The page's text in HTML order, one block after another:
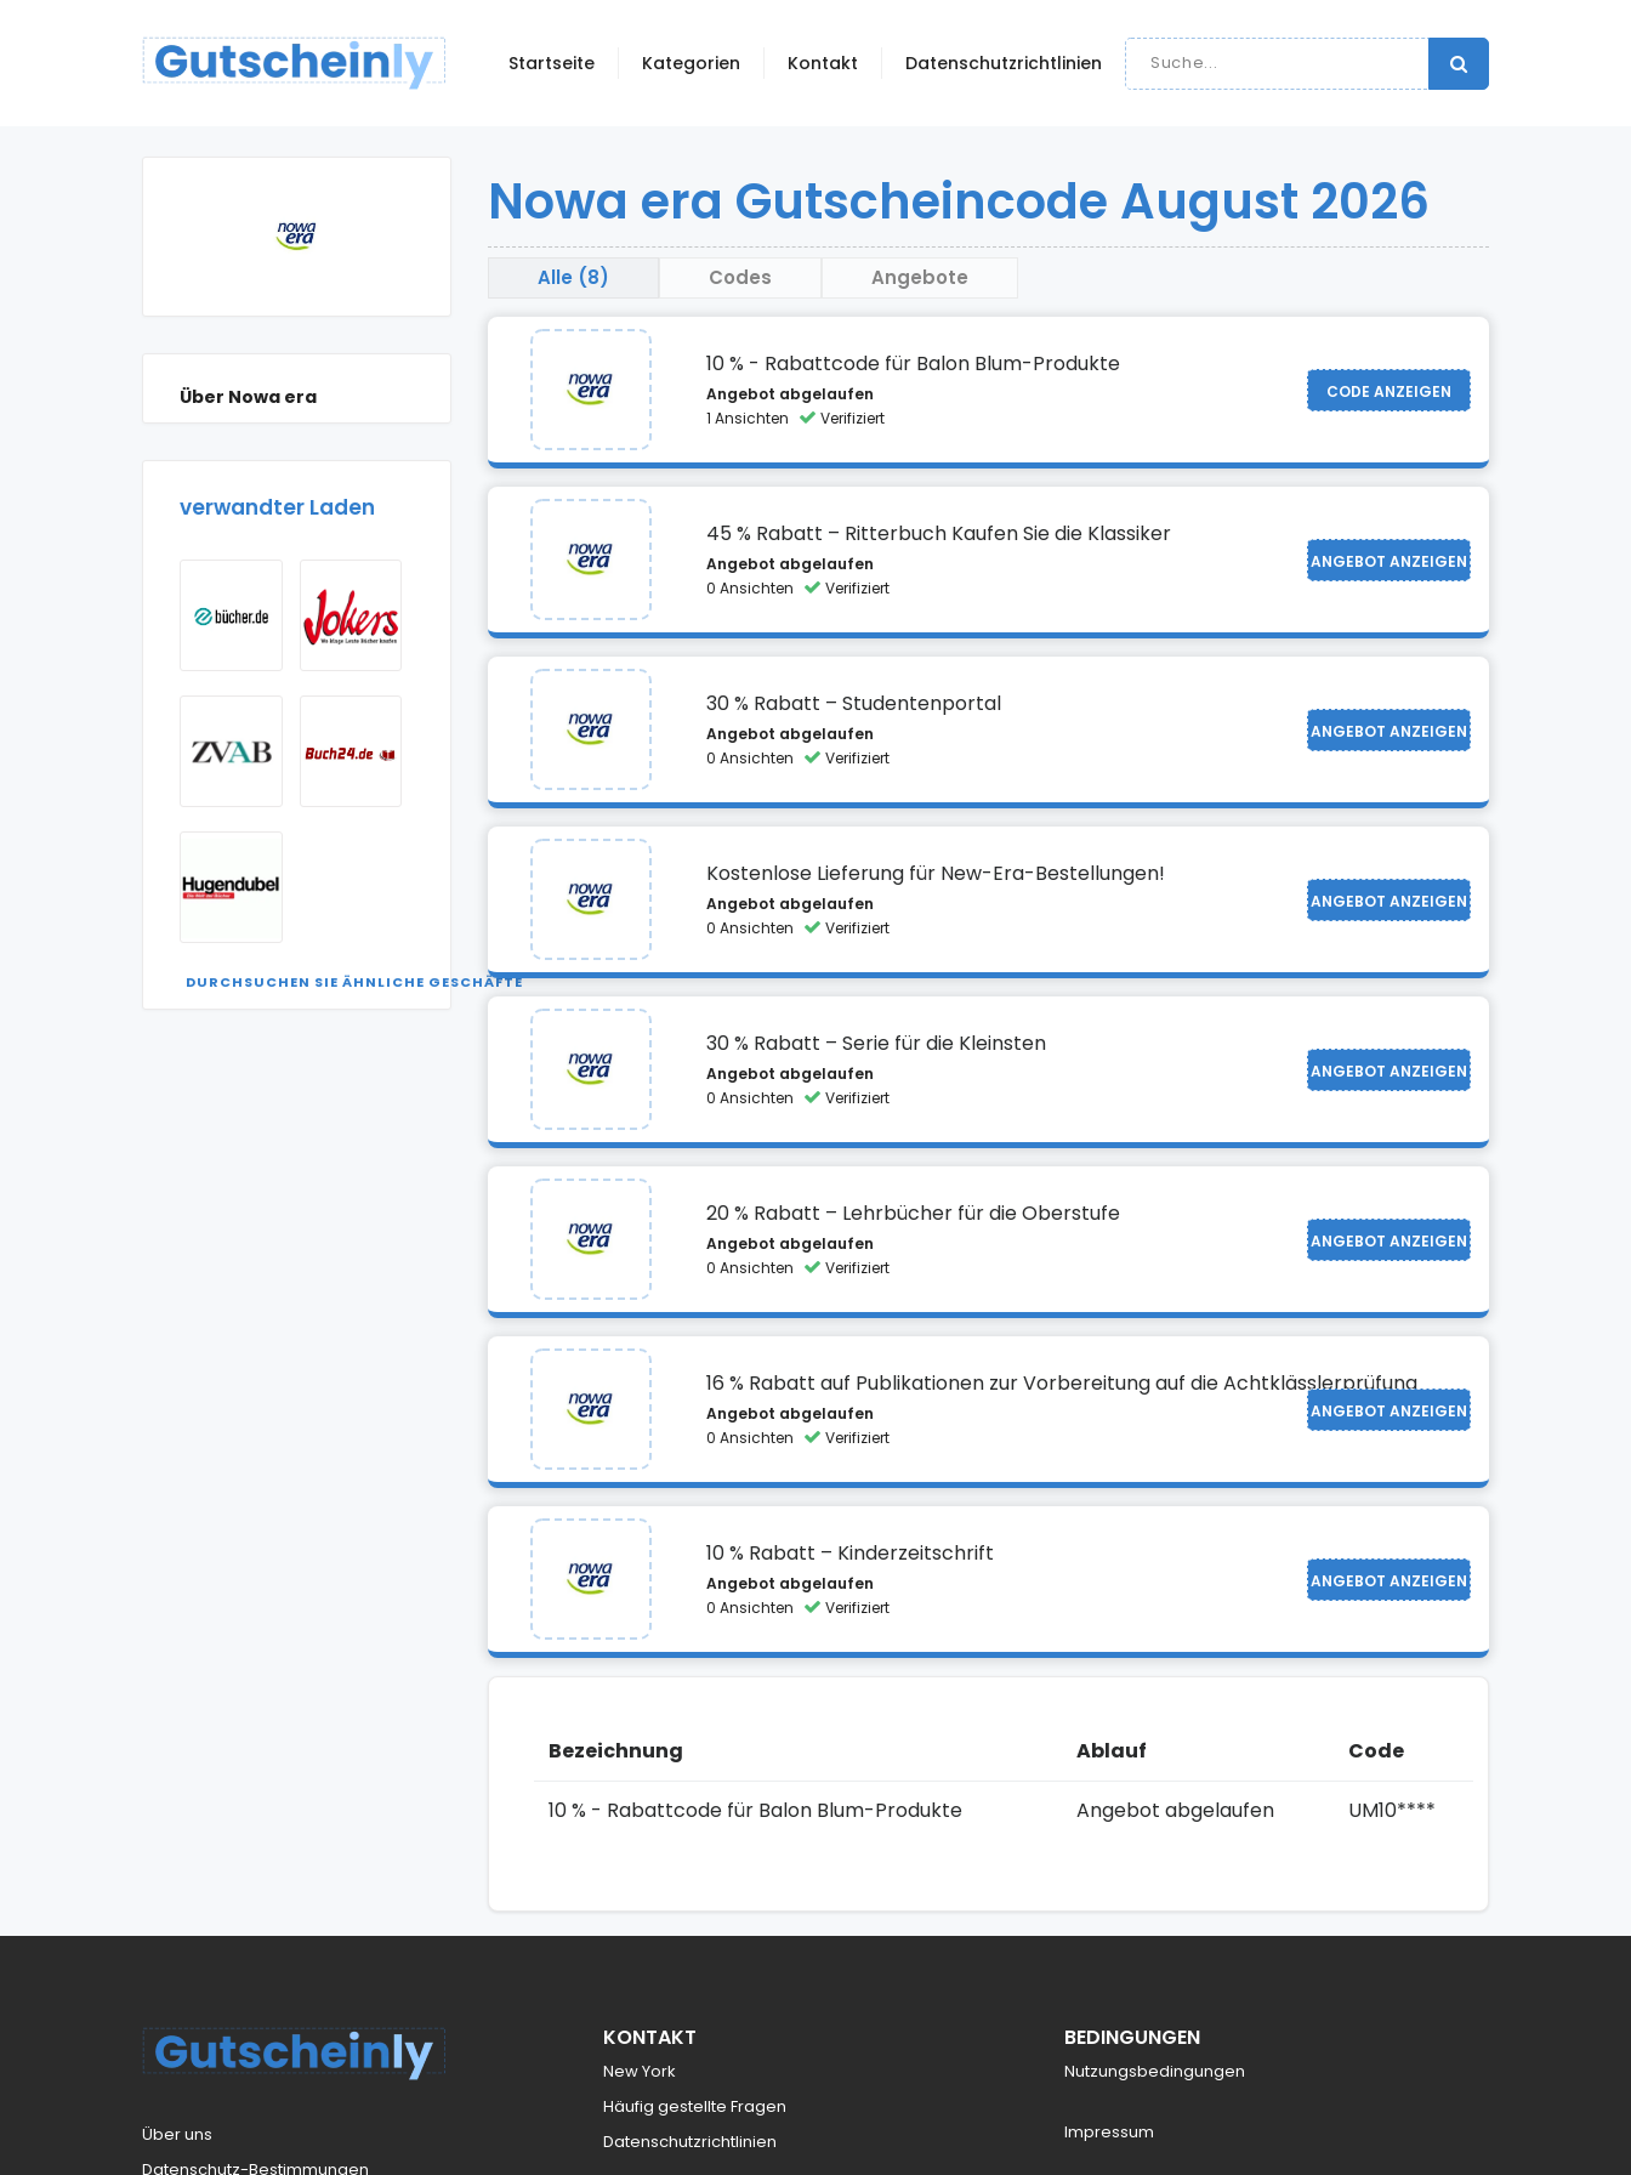
Startseite Kategorien Kontakt Datenschutzrichtlinien
Über Nowa era
verwandter Laden
DURCHSUCHEN SIE ÄHNLICHE GESCHÄFTE
Nowa era Gutscheincode August 2026
Alle (8) Codes Angebote
10 % - Rabattcode für Balon Blum-Produkte
CODE ANZEIGEN
Angebot abgelaufen
1 Ansichten
Verifiziert
45 % Rabatt – Ritterbuch Kaufen Sie die Klassiker
ANGEBOT ANZEIGEN
Angebot abgelaufen
0 Ansichten
Verifiziert
30 % Rabatt – Studentenportal
ANGEBOT ANZEIGEN
Angebot abgelaufen
0 Ansichten
Verifiziert
Kostenlose Lieferung für New-Era-Bestellungen!
ANGEBOT ANZEIGEN
Angebot abgelaufen
0 Ansichten
Verifiziert
30 % Rabatt – Serie für die Kleinsten
ANGEBOT ANZEIGEN
Angebot abgelaufen
0 Ansichten
Verifiziert
20 % Rabatt – Lehrbücher für die Oberstufe
ANGEBOT ANZEIGEN
Angebot abgelaufen
0 Ansichten
Verifiziert
16 % Rabatt auf Publikationen zur Vorbereitung auf die Achtklässlerprüfung
ANGEBOT ANZEIGEN
Angebot abgelaufen
0 Ansichten
Verifiziert
10 % Rabatt – Kinderzeitschrift
ANGEBOT ANZEIGEN
Angebot abgelaufen
0 Ansichten
Verifiziert
Bezeichnung Ablauf Code
10 % - Rabattcode für Balon Blum-Produkte Angebot abgelaufen UM10****
Über uns
Datenschutz-Bestimmungen
KONTAKT
New York
Häufig gestellte Fragen
Datenschutzrichtlinien
BEDINGUNGEN
Nutzungsbedingungen
Impressum